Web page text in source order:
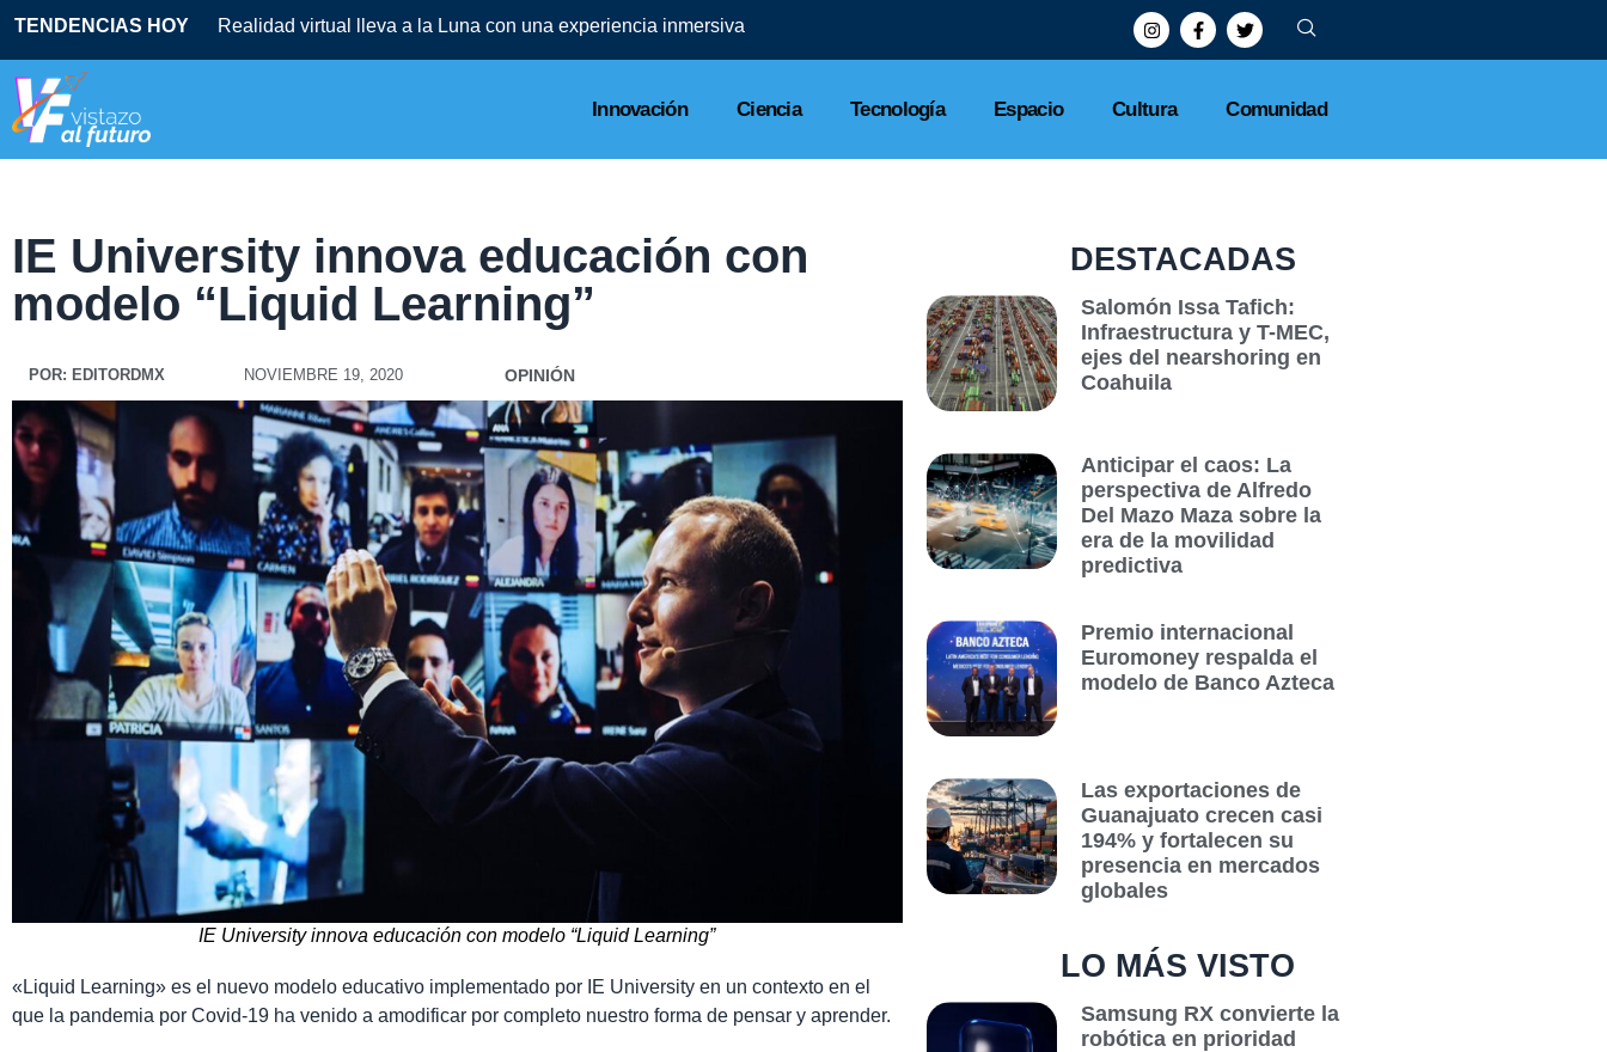
TENDENCIAS HOY Realidad virtual lleva a la Luna con una experiencia inmersiva
Innovación Ciencia Tecnología Espacio Cultura Comunidad
IE University innova educación con
modelo “Liquid Learning”
POR: EDITORDMX NOVIEMBRE 19, 2020 OPINIÓN
IE University innova educación con modelo “Liquid Learning”
«Liquid Learning» es el nuevo modelo educativo implementado por IE University en un contexto en el
que la pandemia por Covid-19 ha venido a amodificar por completo nuestro forma de pensar y aprender.
DESTACADAS
Salomón Issa Tafich:
Infraestructura y T-MEC,
ejes del nearshoring en
Coahuila
Anticipar el caos: La
perspectiva de Alfredo
Del Mazo Maza sobre la
era de la movilidad
predictiva
Premio internacional
Euromoney respalda el
modelo de Banco Azteca
Las exportaciones de
Guanajuato crecen casi
194% y fortalecen su
presencia en mercados
globales
LO MÁS VISTO
Samsung RX convierte la
robótica en prioridad